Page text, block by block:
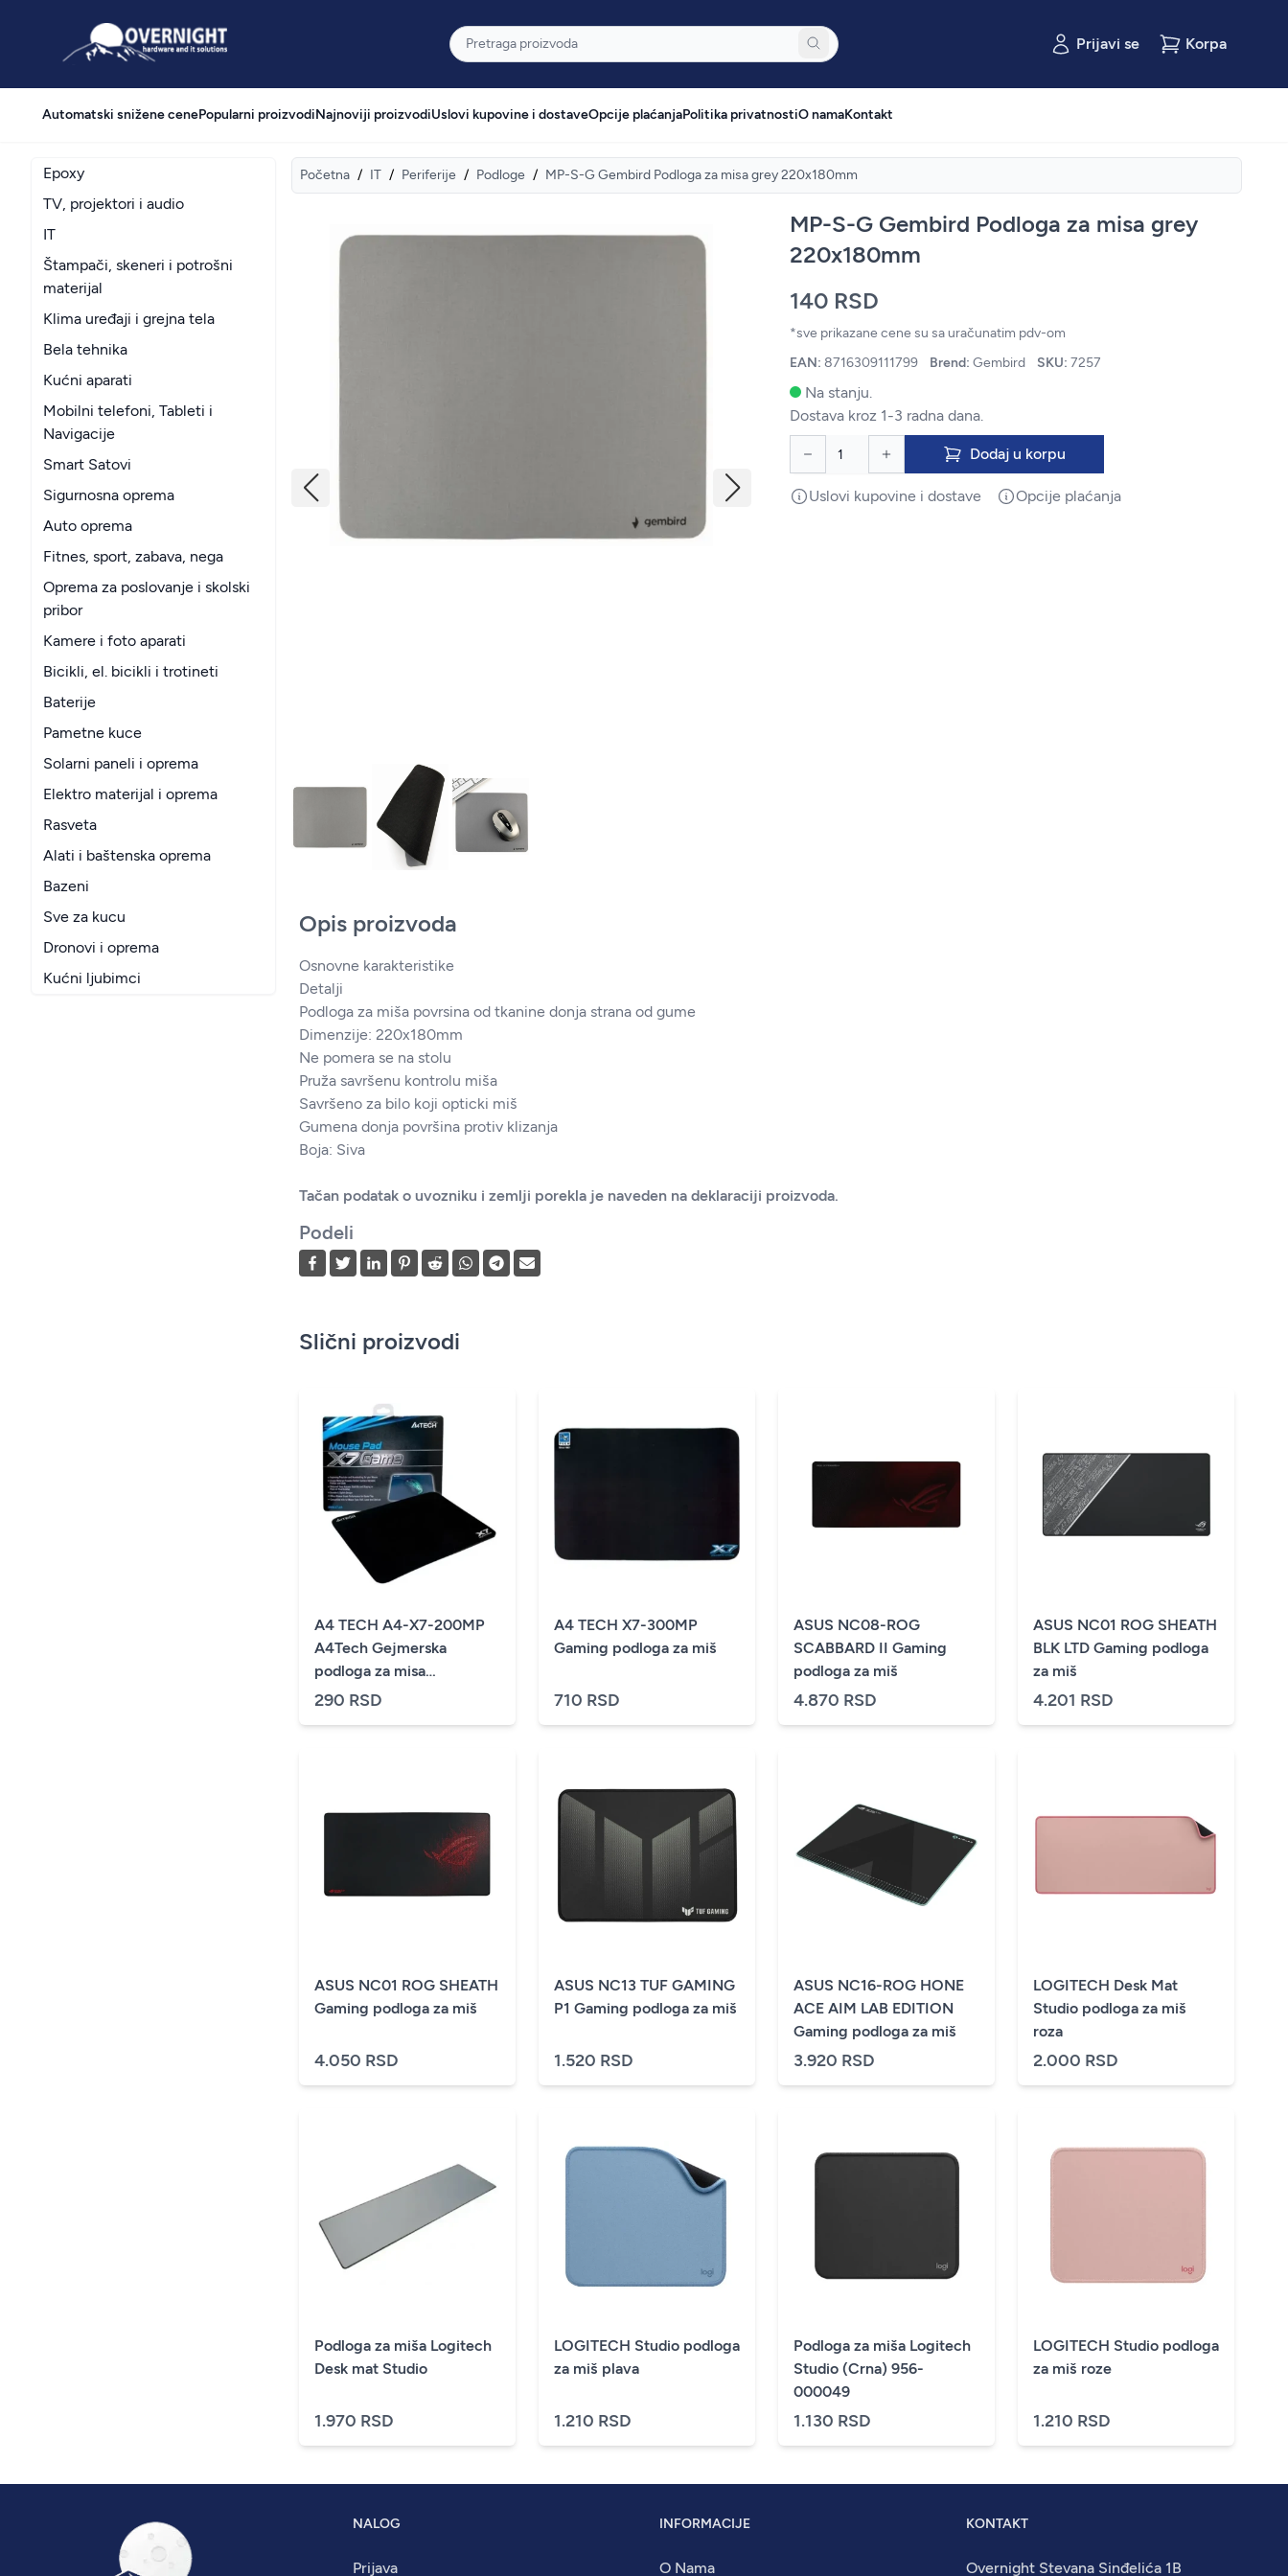
Overnight Pretraga
Prijavi se Korpa
Automatski snižene cenePopularni proizvodiNajnoviji proizvodiUslovi kupovine i dostaveOpcije plaćanjaPolitika privatnostiO namaKontakt
Epoxy
TV, projektori i audio
IT
Štampači, skeneri i potrošni
materijal
Klima uređaji i grejna tela
Bela tehnika
Kućni aparati
Mobilni telefoni, Tableti i
Navigacije
Smart Satovi
Sigurnosna oprema
Auto oprema
Fitnes, sport, zabava, nega
Oprema za poslovanje i skolski
pribor
Kamere i foto aparati
Bicikli, el. bicikli i trotineti
Baterije
Pametne kuce
Solarni paneli i oprema
Elektro materijal i oprema
Rasveta
Alati i baštenska oprema
Bazeni
Sve za kucu
Dronovi i oprema
Kućni ljubimci
Početna / IT / Periferije / Podloge / MP-S-G Gembird Podloga za misa grey 220x180mm
MP-S-G Gembird Podloga za misa grey
220x180mm
140 RSD
*sve prikazane cene su sa uračunatim pdv-om
EAN: 8716309111799 Brend: Gembird SKU: 7257
Na stanju.
Dostava kroz 1-3 radna dana.
Dodaj u korpu
Uslovi kupovine i dostave Opcije plaćanja
Opis proizvoda
Osnovne karakteristike
Detalji
Podloga za miša povrsina od tkanine donja strana od gume
Dimenzije: 220x180mm
Ne pomera se na stolu
Pruža savršenu kontrolu miša
Savršeno za bilo koji opticki miš
Gumena donja površina protiv klizanja
Boja: Siva
Tačan podatak o uvozniku i zemlji porekla je naveden na deklaraciji proizvoda.
Podeli
Slični proizvodi
A4 TECH A4-X7-200MP
A4Tech Gejmerska
podloga za misa
250x200mm Black (alt=
290 RSD
A4 TECH X7-300MP
Gaming podloga za miš
710 RSD
ASUS NC08-ROG
SCABBARD II Gaming
podloga za miš
4.870 RSD
ASUS NC01 ROG SHEATH
BLK LTD Gaming podloga
za miš
4.201 RSD
ASUS NC01 ROG SHEATH
Gaming podloga za miš
4.050 RSD
ASUS NC13 TUF GAMING
P1 Gaming podloga za miš
1.520 RSD
ASUS NC16-ROG HONE
ACE AIM LAB EDITION
Gaming podloga za miš
3.920 RSD
LOGITECH Desk Mat
Studio podloga za miš
roza
2.000 RSD
Podloga za miša Logitech
Desk mat Studio
1.970 RSD
LOGITECH Studio podloga
za miš plava
1.210 RSD
Podloga za miša Logitech
Studio (Crna) 956-
000049
1.130 RSD
LOGITECH Studio podloga
za miš roze
1.210 RSD
NALOG
Prijava
INFORMACIJE
O Nama
KONTAKT
Overnight Stevana Sinđelića 1B